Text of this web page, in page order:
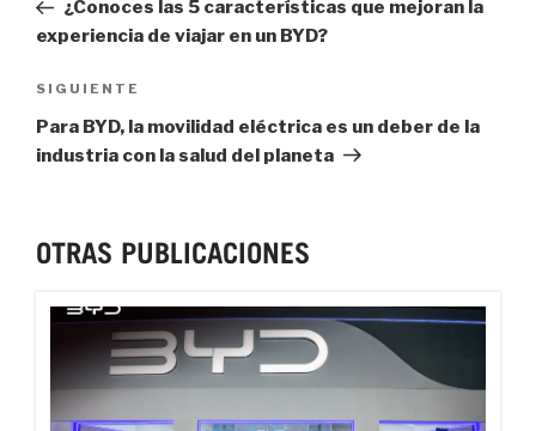
¿Conoces las 5 características que mejoran la
experiencia de viajar en un BYD?
Next
Post
SIGUIENTE
Para BYD, la movilidad eléctrica es un deber de la
industria con la salud del planeta
OTRAS PUBLICACIONES